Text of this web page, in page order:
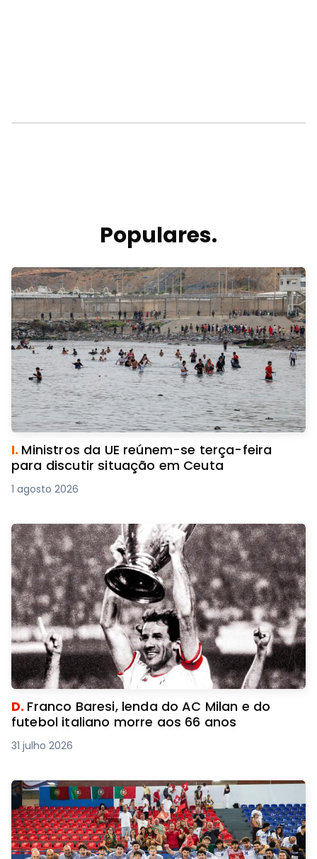
Populares.
I. Ministros da UE reúnem-se terça-feira
para discutir situação em Ceuta
1 agosto 2026
D. Franco Baresi, lenda do AC Milan e do
futebol italiano morre aos 66 anos
31 julho 2026